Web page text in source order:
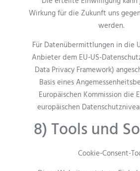
Wirkung für die Zukunft uns
werden.
Für Datenübermittlungen in die
Anbieter dem EU-US-
Data Privacy Framework)
Basis eines
Europäischen Kommission die
europäischen
8) Tools und
Cookie-Consent-